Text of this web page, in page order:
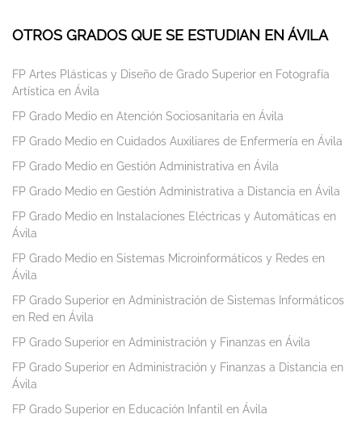
OTROS GRADOS QUE SE ESTUDIAN EN ÁVILA
FP Artes Plásticas y Diseño de Grado Superior en Fotografía
Artística en Ávila
FP Grado Medio en Atención Sociosanitaria en Ávila
FP Grado Medio en Cuidados Auxiliares de Enfermería en Ávila
FP Grado Medio en Gestión Administrativa en Ávila
FP Grado Medio en Gestión Administrativa a Distancia en Ávila
FP Grado Medio en Instalaciones Eléctricas y Automáticas en
Ávila
FP Grado Medio en Sistemas Microinformáticos y Redes en
Ávila
FP Grado Superior en Administración de Sistemas Informáticos
en Red en Ávila
FP Grado Superior en Administración y Finanzas en Ávila
FP Grado Superior en Administración y Finanzas a Distancia en
Ávila
FP Grado Superior en Educación Infantil en Ávila